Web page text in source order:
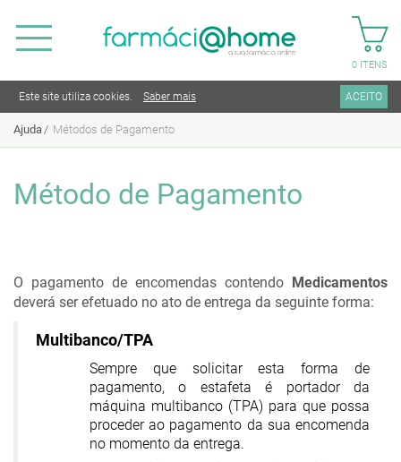
0 ITENS
Este site utiliza cookies. Saber mais ACEITO
Ajuda Métodos de Pagamento
Método de Pagamento
O pagamento de encomendas contendo Medicamentos
deverá ser efetuado no ato de entrega da seguinte forma:
Multibanco/TPA
Sempre que solicitar esta forma de
pagamento, o estafeta é portador da
máquina multibanco (TPA) para que possa
proceder ao pagamento da sua encomenda
no momento da entrega.